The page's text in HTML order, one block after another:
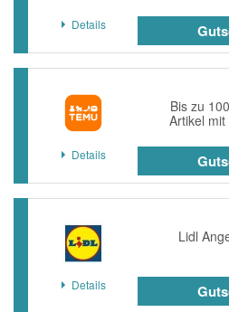
Details
Bis zu
Artikel
Details
Lidl
Details